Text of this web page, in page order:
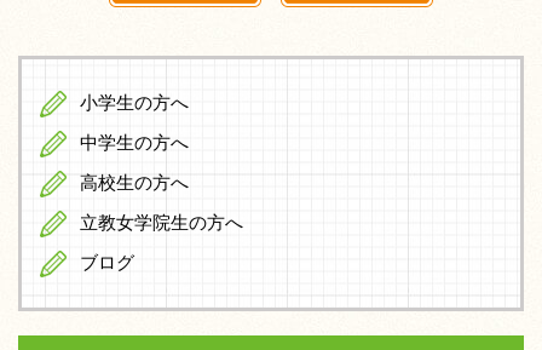
小学生の方へ
中学生の方へ
高校生の方へ
立教女学院生の方へ
ブログ